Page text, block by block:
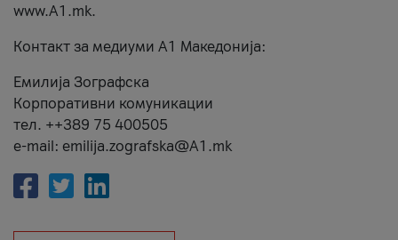
www.А1.mk.
Контакт за медиуми А1 Македонија:
Емилија Зографска
Корпоративни комуникации
тел. ++389 75 400505
e-mail: emilija.zografska@A1.mk